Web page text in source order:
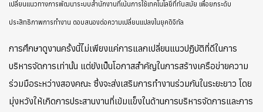
เปลี่ยนแนวทางการพัฒนาระบบสำนักงานที่เน้นการใช้เทคโนโลยีที่ทันสมัย เพื่อยกระดับ
ประสิทธิภาพการทำงาน ตอบสนองต่อความเปลี่ยนแปลงในยุคดิจิทัล
การศึกษาดูงานครั้งนี้ไม่เพียงแค่การแลกเปลี่ยนแนวปฏิบัติที่ดีในการ
บริหารจัดการเท่านั้น แต่ยังเป็นโอกาสสำคัญในการสร้างเครือข่ายความ
ร่วมมือระหว่างสองคณะ ซึ่งจะส่งเสริมการทำงานร่วมกันในระยะยาว โดย
มุ่งหวังให้เกิดการประสานงานที่เข้มแข็งในด้านการบริหารจัดการและการ